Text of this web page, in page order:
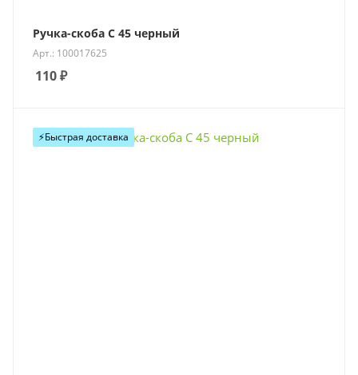
Ручка-скоба С 45 черный
Арт.: 100017625
110₽
⚡️Быстрая доставка